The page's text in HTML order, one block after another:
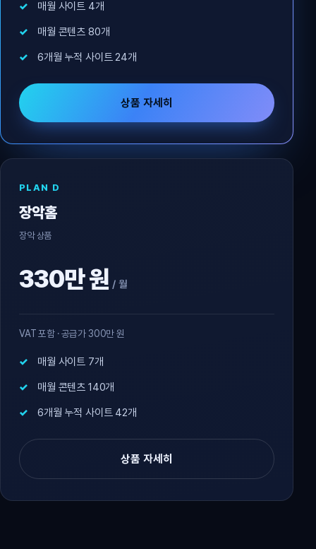
매월 사이트 4개
매월 콘텐츠 80개
6개월 누적 사이트 24개
상품 자세히
PLAN D
장악홈
장악 상품
330만 원 / 월
VAT 포함 · 공급가 300만 원
매월 사이트 7개
매월 콘텐츠 140개
6개월 누적 사이트 42개
상품 자세히